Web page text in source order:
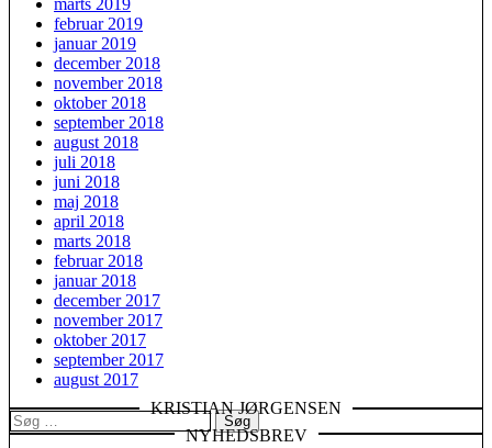
februar 2019
januar 2019
december 2018
november 2018
oktober 2018
september 2018
august 2018
juli 2018
juni 2018
maj 2018
april 2018
marts 2018
februar 2018
januar 2018
december 2017
november 2017
oktober 2017
september 2017
august 2017
Søg
efter:
KRISTIAN JØRGENSEN
NYHEDSBREV